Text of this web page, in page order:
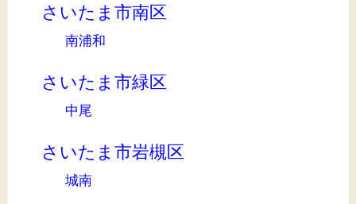
さいたま市南区
南浦和
さいたま市緑区
中尾
さいたま市岩槻区
城南